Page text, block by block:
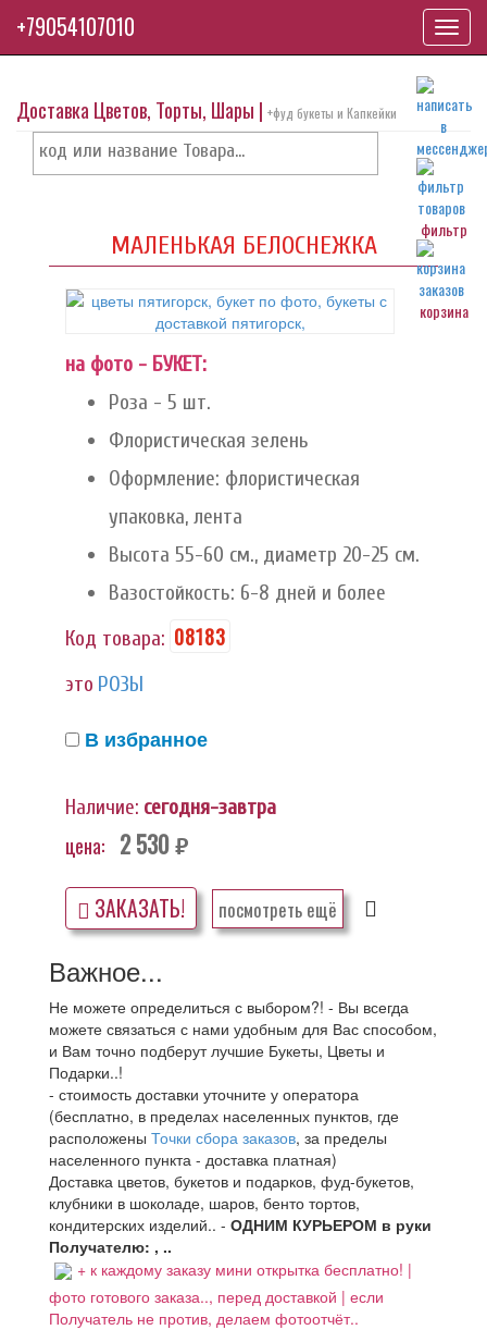
фильтр
корзина
Доставка Цветов, Торты, Шары | +фуд букеты и Капкейки
МАЛЕНЬКАЯ БЕЛОСНЕЖКА
на фото - БУКЕТ:
Роза - 5 шт.
Флористическая зелень
Оформление: флористическая
упаковка, лента
Высота 55-60 см., диаметр 20-25 см.
Вазостойкость: 6-8 дней и более
Код товара: 08183
это РОЗЫ
В избранное
Наличие: сегодня-завтра
цена: 2 530 руб.
ЗАКАЗАТЬ! посмотреть ещё
Важное...
Не можете определиться с выбором?! - Вы всегда
можете связаться с нами удобным для Вас способом,
и Вам точно подберут лучшие Букеты, Цветы и
Подарки..!
- стоимость доставки уточните у оператора
(бесплатно, в пределах населенных пунктов, где
расположены Точки сбора заказов, за пределы
населенного пункта - доставка платная)
Доставка цветов, букетов и подарков, фуд-букетов,
клубники в шоколаде, шаров, бенто тортов,
кондитерских изделий.. - ОДНИМ КУРЬЕРОМ в руки
Получателю: , ..
+ к каждому заказу мини открытка бесплатно! |
фото готового заказа.., перед доставкой | если
Получатель не против, делаем фотоотчёт..
+79054107010